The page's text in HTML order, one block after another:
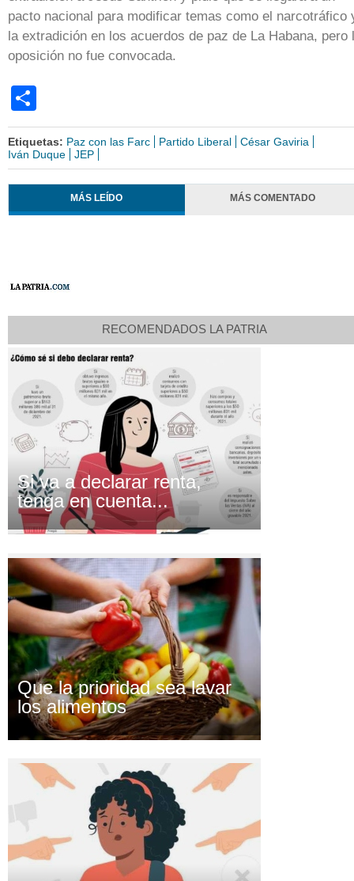
pacto nacional para modificar temas como el narcotráfico
la extradición en los acuerdos de paz de La Habana, pero
oposición no fue convocada.
Etiquetas: Paz con las Farc Partido Liberal
César Gaviria
Iván Duque
JEP
MÁS LEÍDO MÁS COMENTADO
RECOMENDADOS LA PATRIA
Si va a declarar renta,
tenga en cuenta...
Que la prioridad sea lavar
los alimentos